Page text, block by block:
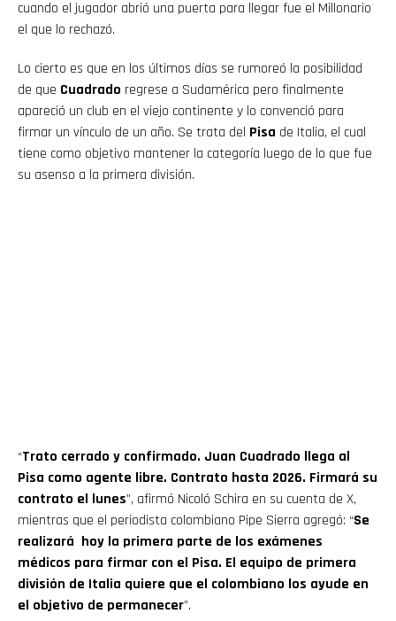
cuando el jugador abrió una puerta para llegar fue el Millonario
el que lo rechazó.
Lo cierto es que en los últimos días se rumoreó la posibilidad
de que Cuadrado regrese a Sudamérica pero finalmente
apareció un club en el viejo continente y lo convenció para
firmar un vínculo de un año. Se trata del Pisa de Italia, el cual
tiene como objetivo mantener la categoría luego de lo que fue
su asenso a la primera división.
“Trato cerrado y confirmado. Juan Cuadrado llega al
Pisa como agente libre. Contrato hasta 2026. Firmará su
contrato el lunes”, afirmó Nicoló Schira en su cuenta de X,
mientras que el periodista colombiano Pipe Sierra agregó: “Se
realizará hoy la primera parte de los exámenes
médicos para firmar con el Pisa. El equipo de primera
división de Italia quiere que el colombiano los ayude en
el objetivo de permanecer”.